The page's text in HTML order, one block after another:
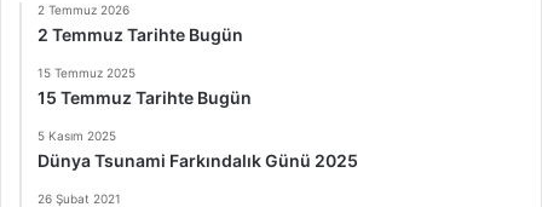
2 Temmuz 2026
2 Temmuz Tarihte Bugün
15 Temmuz 2025
15 Temmuz Tarihte Bugün
5 Kasım 2025
Dünya Tsunami Farkındalık Günü 2025
26 Şubat 2021